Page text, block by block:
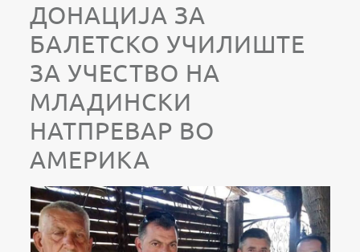
ДОНАЦИЈА ЗА
БАЛЕТСКО УЧИЛИШТЕ
ЗА УЧЕСТВО НА
МЛАДИНСКИ
НАТПРЕВАР ВО
АМЕРИКА